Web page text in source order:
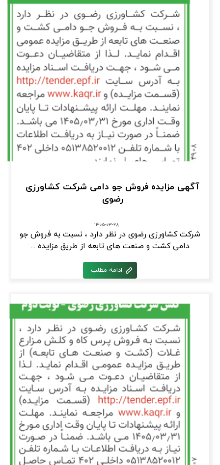
آگهی مزایده فروش جو دامی شرکت کشاورزی
رضوی
۱۴۰۵-۰۳-۲۸
شرکت کشاورزی رضوی در نظر دارد ، نسبت به فروش جو
دامی کشت و صنعت های تابعه از طریق مزایده ...
ادامه مطلب